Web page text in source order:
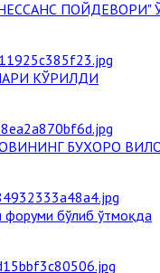
КЎРИЛДИ
БУХОРО
форуми бўлиб ўтмоқда